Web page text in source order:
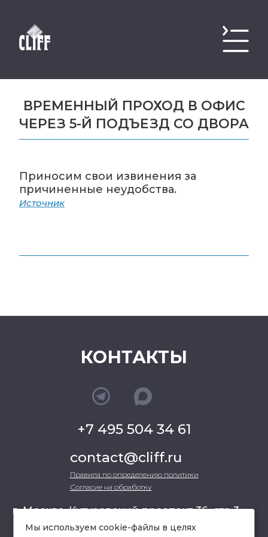
ВРЕМЕННЫЙ ПРОХОД В ОФИС
ЧЕРЕЗ 5-Й ПОДЪЕЗД СО ДВОРА
Приносим свои извинения за
причиненные неудобства.
Источник
КОНТАКТЫ
+7 495 504 34 61
contact@cliff.ru
Правила по определению политики
Согласие на обработку
г. Москва, Кутузовский проспект 36, стр.3 ,
офис 301
Мы используем cookie-файлы в целях